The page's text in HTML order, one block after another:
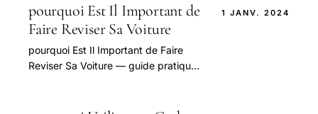
pourquoi Est Il Important de
Faire Reviser Sa Voiture
pourquoi Est Il Important de Faire
Reviser Sa Voiture — guide pratique
1 JANV. 2024